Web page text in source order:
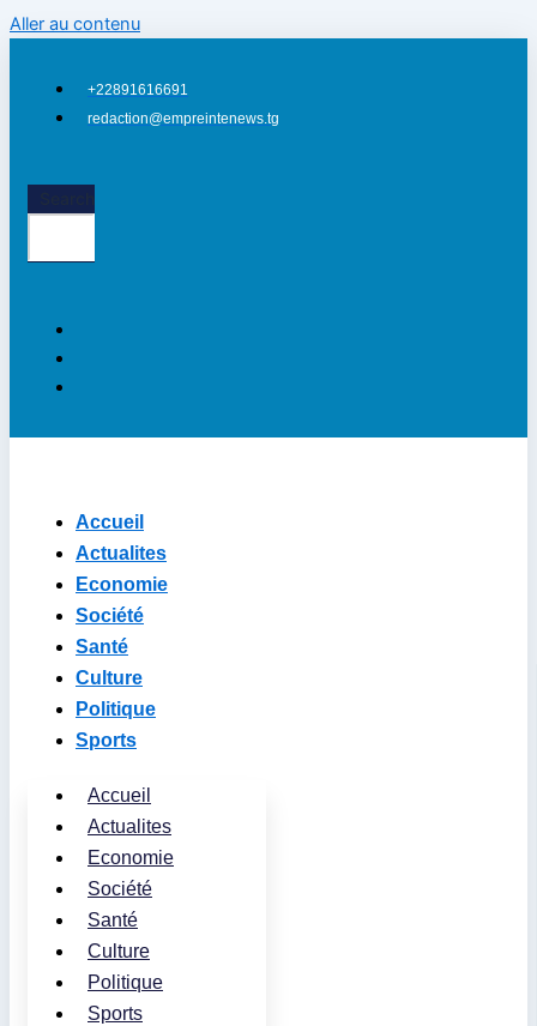
Aller au contenu
+22891616691
redaction@empreintenews.tg
Accueil
Actualites
Economie
Société
Santé
Culture
Politique
Sports
Accueil
Actualites
Economie
Société
Santé
Culture
Politique
Sports